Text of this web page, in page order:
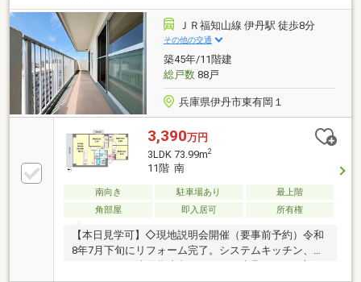
ＪＲ福知山線 伊丹駅 徒歩8分
その他の交通
築45年/11階建
総戸数88戸
兵庫県伊丹市東有岡１
3,390万円
3LDK 73.99m2
11階 南
南向き 駐車場あり
最上階
角部屋
即入居可 所有権
【本日見学可】◇現地説明会開催（要事前予約）令和
8年7月下旬にリフォーム完了。システムキッチン、ユ